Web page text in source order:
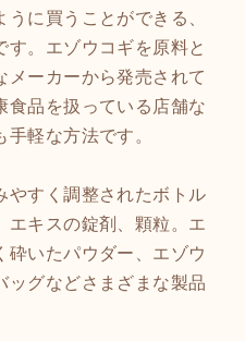
に買うことができる、
す。エゾウコギを原料と
メーカーから発売されて
食品を扱っている店舗な
軽な方法です。
すく調整されたボトル
エキスの錠剤、顆粒。エ
砕いたパウダー、エゾウ
ッグなどさまざまな製品